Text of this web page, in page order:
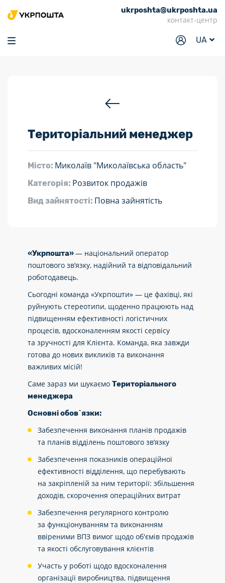
ukrposhta@ukrposhta.ua
контакт-центр
UA
Головна
Маркет
Відділення
Для бізнесу
Територіальний менеджер
Місто: Миколаїв "Миколаївська область"
Категорія: Розвиток продажів
Вид зайнятості: Повна зайнятість
«Укрпошта»— національний оператор
поштового зв’язку, надійний та відповідальний
роботодавець.
Сьогодні команда «Укрпошти» — це фахівці, які
руйнують стереотипи, щоденно працюють над
підвищенням ефективності логістичних
процесів, вдосконаленням якості сервісу
та зручності для Клієнта. Команда, яка завжди
готова до нових викликів та виконання
важливих місій!
Саме зараз ми шукаємо Територіального
менеджера
Основні обов`язки:
Забезпечення виконання планів продажів
та планів відділень поштового зв’язку
Забезпечення показників операційної
ефективності відділення, що перебувають
на закріпленій за ним території: збільшення
доходів, скорочення операційних витрат
Забезпечення регулярного контролю
за функціонуванням та виконанням
ввіреними ВПЗ вимог щодо об'ємів продажів
та якості обслуговування клієнтів
Участь у роботі щодо вдосконалення
організації виробництва, підвищення